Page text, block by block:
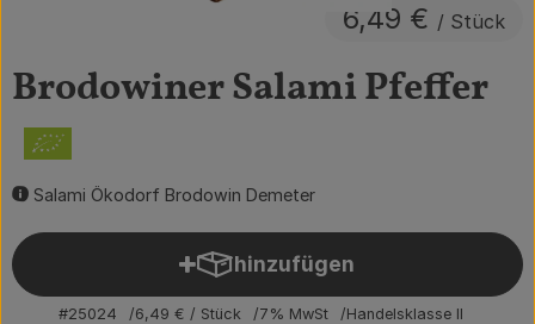
Der Betrieb
Brodowin besuchen
Über uns
Brodowiner Salami Pfeffer
Salami Ökodorf Brodowin Demeter
6,49 € / Stück
hinzufügen
Produkt zum Warenkorb
#25024 6,49 €/ Stück 7% MwSt Handelsklasse II